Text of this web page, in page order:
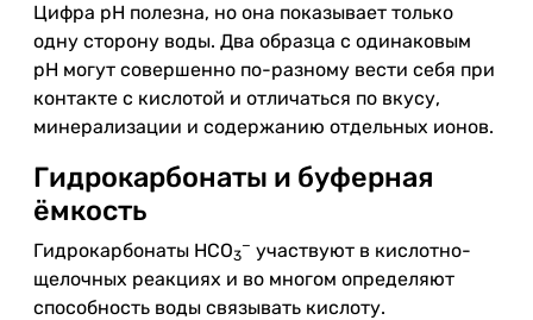
Цифра pH полезна, но она показывает только
одну сторону воды. Два образца с одинаковым
pH могут совершенно по-разному вести себя при
контакте с кислотой и отличаться по вкусу,
минерализации и содержанию отдельных ионов.
Гидрокарбонаты и буферная
ёмкость
Гидрокарбонаты HCO3
− участвуют в кислотно-
щелочных реакциях и во многом определяют
способность воды связывать кислоту.